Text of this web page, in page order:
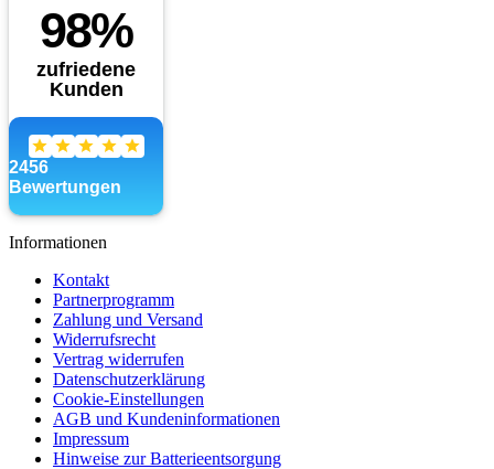
Informationen
Kontakt
Partnerprogramm
Zahlung und Versand
Widerrufsrecht
Vertrag widerrufen
Datenschutzerklärung
Cookie-Einstellungen
AGB und Kundeninformationen
Impressum
Hinweise zur Batterieentsorgung